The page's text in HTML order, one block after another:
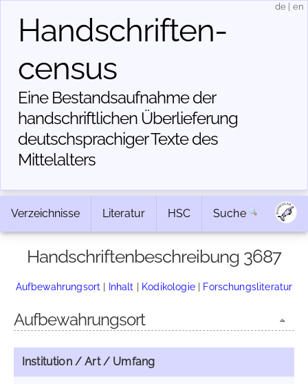
Handschriften­
census
Eine Bestandsaufnahme der
handschriftlichen Über­lieferung
deutschsprachiger Texte des
Mittelalters
de en
Verzeichnisse Literatur HSC Suche
Handschriftenbeschreibung 3687
Aufbewahrungsort | Inhalt | Kodikologie| Forschungsliteratur
Aufbewahrungsort
Institution / Art / Umfang